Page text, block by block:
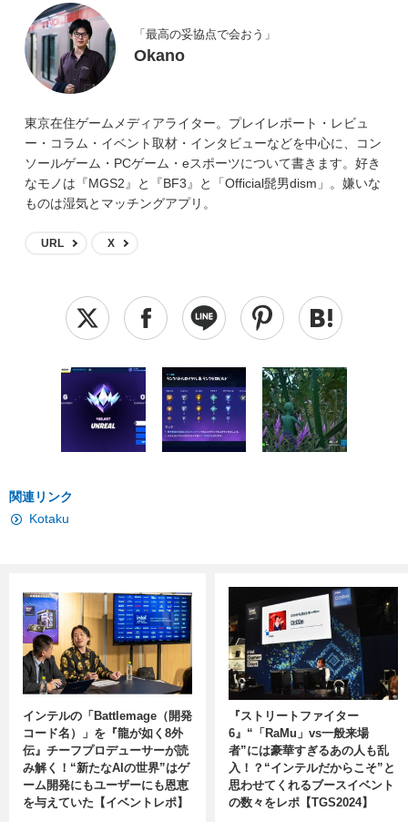
「最高の妥協点で会おう」
Okano
東京在住ゲームメディアライター。プレイレポート・レビュ
ー・コラム・イベント取材・インタビューなどを中心に、コン
ソールゲーム・PCゲーム・eスポーツについて書きます。好き
なモノは『MGS2』と『BF3』と「Official髭男dism」。嫌いな
ものは湿気とマッチングアプリ。
URL X
関連リンク
Kotaku
インテルの「Battlemage（開発
コード名）」を『龍が如く8外
伝』チーフプロデューサーが読
み解く！“新たなAIの世界”はゲ
ーム開発にもユーザーにも恩恵
を与えていた【イベントレポ】
『ストリートファイター
6』“「RaMu」vs一般来場
者”には豪華すぎるあの人も乱
入！？“インテルだからこそ”と
思わせてくれるブースイベント
の数々をレポ【TGS2024】